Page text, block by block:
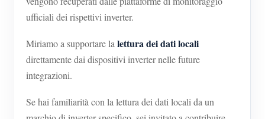
ufficiali dei rispettivi inverter.
Miriamo a supportare la lettura dei dati locali
direttamente dai dispositivi inverter nelle future
integrazioni.
Se hai familiarità con la lettura dei dati locali da un